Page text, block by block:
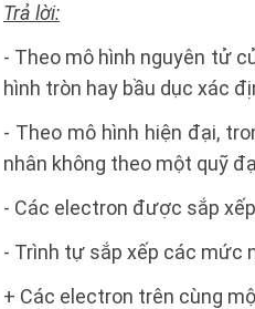
Trả lời:
- Theo mô hình nguyên tử
hình tròn hay bầu dục xác
- Theo mô hình hiện đại,
nhân không theo một quỹ
- Các electron được sắp
- Trình tự sắp xếp các mức
+ Các electron trên cùng